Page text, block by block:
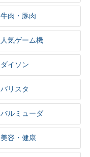
牛肉・豚肉
人気ゲーム機
ダイソン
バリスタ
バルミューダ
美容・健康